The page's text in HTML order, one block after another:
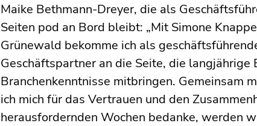
Maike Bethmann-Dreyer, die als
Seiten pod an Bord bleibt: „Mit Simone
Grünewald bekomme ich als
Geschäftspartner an die Seite, die langjährige
Branchenkenntnisse mitbringen. Gemeinsam
ich mich für das Vertrauen und den
herausfordernden Wochen bedanke, werden